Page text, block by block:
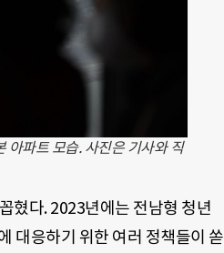
아파트 모습. 사진은 기사와 직
혔다. 2023년에는 전남형 청년
대응하기 위한 여러 정책들이 쏟